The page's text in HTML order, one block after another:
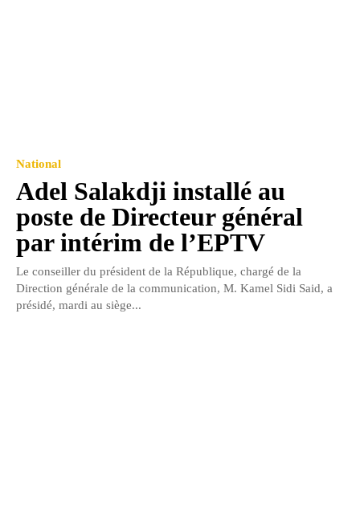
National
Adel Salakdji installé au
poste de Directeur général
par intérim de l’EPTV
Le conseiller du président de la République, chargé de la
Direction générale de la communication, M. Kamel Sidi Said, a
présidé, mardi au siège...